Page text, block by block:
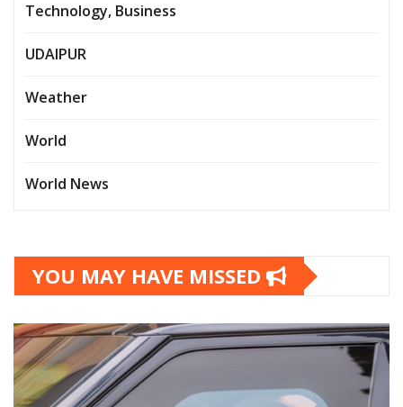
Technology, Business
UDAIPUR
Weather
World
World News
YOU MAY HAVE MISSED